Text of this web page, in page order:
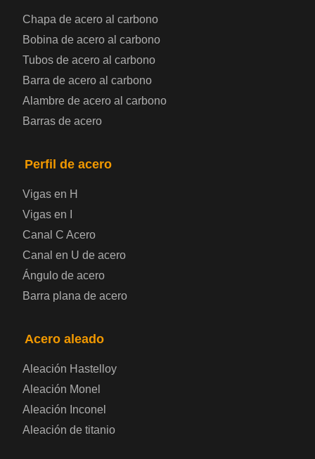
Bobina de chapa de acero
Chapa de acero para automoción
Placa de acero para calderas y recipientes a
presión
Placa de acero para puentes
Chapa de acero a cuadros
Chapa de acero prelacada
Placa de acero laminado en frío
Placa de acero eléctrica
Placa de acero para cilindros de gas
Chapa de acero al carbono
Bobina de acero al carbono
Tubos de acero al carbono
Barra de acero al carbono
Alambre de acero al carbono
Barras de acero
Perfil de acero
Vigas en H
Vigas en I
Canal C Acero
Canal en U de acero
Ángulo de acero
Barra plana de acero
Acero aleado
Aleación Hastelloy
Aleación Monel
Aleación Inconel
Aleación de titanio